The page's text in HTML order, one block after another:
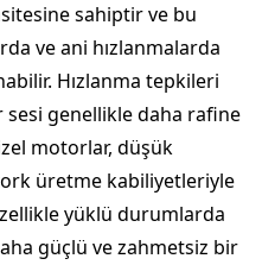
sahiptir ve bu
ve ani hızlanmalarda
Hızlanma tepkileri
genellikle daha rafine
motorlar, düşük
üretme kabiliyetleriyle
yüklü durumlarda
güçlü ve zahmetsiz bir